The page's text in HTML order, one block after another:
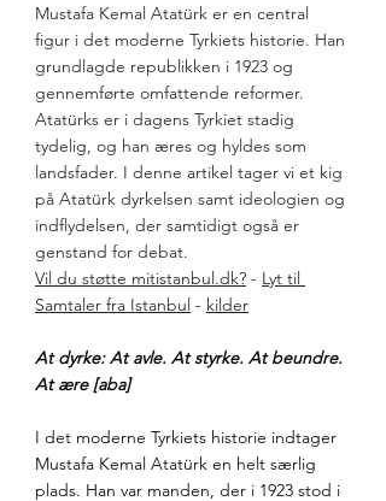
Mustafa Kemal Atatürk er en central
figur i det moderne Tyrkiets historie. Han
grundlagde republikken i 1923 og
gennemførte omfattende reformer.
Atatürks er i dagens Tyrkiet stadig
tydelig, og han æres og hyldes som
landsfader. I denne artikel tager vi et kig
på Atatürk dyrkelsen samt ideologien og
indflydelsen, der samtidigt også er
genstand for debat.
Vil du støtte mitistanbul.dk? - Lyt til
Samtaler fra Istanbul - kilder
At dyrke: At avle. At styrke. At beundre.
At ære [aba]
I det moderne Tyrkiets historie indtager
Mustafa Kemal Atatürk en helt særlig
plads. Han var manden, der i 1923 stod i